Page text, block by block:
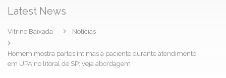
Latest News
Vitrine Baixada Notícias
Homem mostra partes íntimas a paciente durante atendimento
em UPA no litoral de SP; veja abordagem